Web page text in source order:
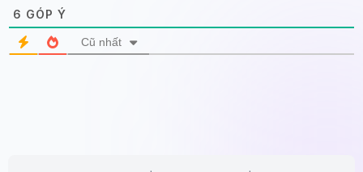
6 GÓP Ý
Cũ nhất